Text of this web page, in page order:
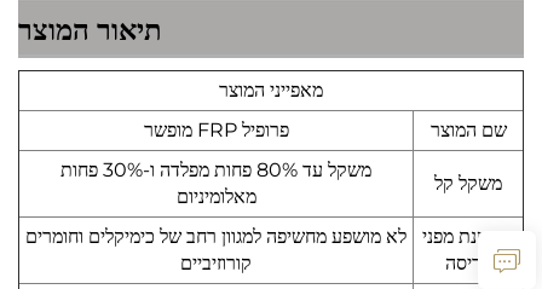
תיאור המוצר
מאפייני המוצר
שם המוצר
פרופיל FRP מופשר
משקל קל
משקל עד 80% פחות מפלדה ו-30% פחות
מאלומיניום
מחוסנת מפני
קריסה
לא מושפע מחשיפה למגוון רחב של כימיקלים וחומרים
קורוזיביים